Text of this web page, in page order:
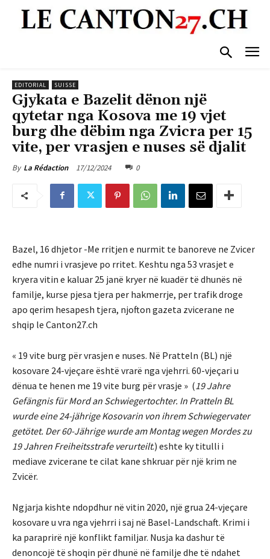
EDITORIAL SUISSE
Gjykata e Bazelit dënon një
qytetar nga Kosova me 19 vjet
burg dhe dëbim nga Zvicra per 15
vite, per vrasjen e nuses së djalit
By La Rédaction 17/12/2024 0
Bazel, 16 dhjetor -Me rritjen e nurmit te banoreve ne Zvicer
edhe numri i vrasjeve po rritet. Keshtu nga 53 vrasjet e
kryera vitin e kaluar 25 janë kryer në kuadër të dhunës në
familje, kurse pjesa tjera per hakmerrje, per trafik droge
apo qerim hesapesh tjera, njofton gazeta zvicerane ne
shqip le Canton27.ch
« 19 vite burg për vrasjen e nuses. Në Pratteln (BL) një
kosovare 24-vjeçare është vrarë nga vjehrri. 60-vjeçari u
dënua te henen me 19 vite burg për vrasje » ( 19 Jahre
Gefängnis für Mord an Schwiegertochter. In Pratteln BL
wurde eine 24-jährige Kosovarin von ihrem Schwiegervater
getötet. Der 60-Jährige wurde am Montag wegen Mordes zu
19 Jahren Freiheitsstrafe verurteilt.) eshte ky titulli i
mediave zvicerane te cilat kane shkruar për një krim ne
Zvicër.
Ngjarja kishte ndopdhur në vitin 2020, një grua 24-vjeçare
kosovare u vra nga vjehrri i saj në Basel-Landschaft. Krimi i
ka paraprirë një konflikt familjar. Nusja ka dashur të
denoncojë të shoqin për dhunë në familje dhe të ndahet